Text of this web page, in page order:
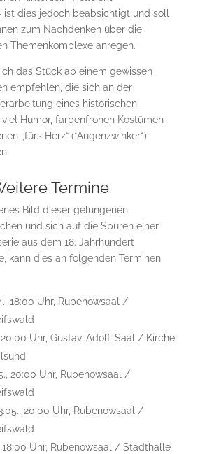
ist dies jedoch beabsichtigt und soll
zum Nachdenken über die
Themenkomplexe anregen.
das Stück ab einem gewissen
empfehlen, die sich an der
eines historischen
Humor, farbenfrohen Kostümen
„fürs Herz“ (*Augenzwinker*)
Termine
Bild dieser gelungenen
und sich auf die Spuren einer
aus dem 18. Jahrhundert
kann dies an folgenden Terminen
18:00 Uhr, Rubenowsaal /
20:00 Uhr, Gustav-Adolf-Saal / Kirche
20:00 Uhr, Rubenowsaal /
20:00 Uhr, Rubenowsaal /
18:00 Uhr, Rubenowsaal / Stadthalle